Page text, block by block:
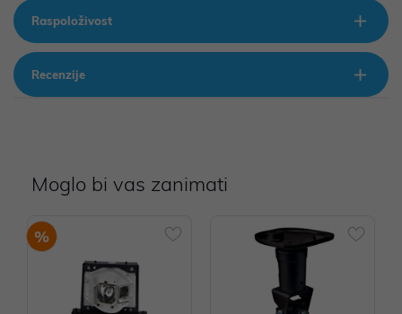
Raspoloživost
Recenzije
Moglo bi vas zanimati
%